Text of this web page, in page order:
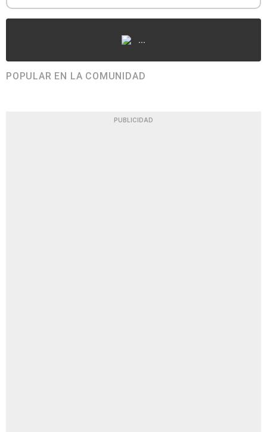
...
POPULAR EN LA COMUNIDAD
PUBLICIDAD